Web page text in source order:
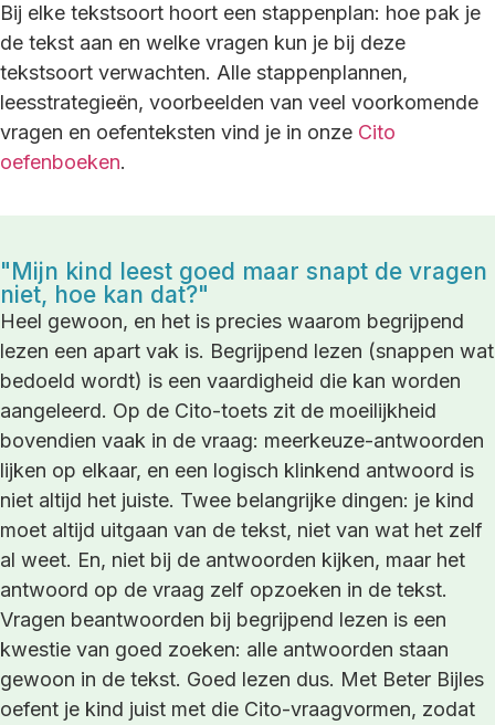
Bij elke tekstsoort hoort een stappenplan: hoe pak je
de tekst aan en welke vragen kun je bij deze
tekstsoort verwachten. Alle stappenplannen,
leesstrategieën, voorbeelden van veel voorkomende
vragen en oefenteksten vind je in onze Cito
oefenboeken.
"Mijn kind leest goed maar snapt de vragen
niet, hoe kan dat?"
Heel gewoon, en het is precies waarom begrijpend
lezen een apart vak is. Begrijpend lezen (snappen wat
bedoeld wordt) is een vaardigheid die kan worden
aangeleerd. Op de Cito-toets zit de moeilijkheid
bovendien vaak in de vraag: meerkeuze-antwoorden
lijken op elkaar, en een logisch klinkend antwoord is
niet altijd het juiste. Twee belangrijke dingen: je kind
moet altijd uitgaan van de tekst, niet van wat het zelf
al weet. En, niet bij de antwoorden kijken, maar het
antwoord op de vraag zelf opzoeken in de tekst.
Vragen beantwoorden bij begrijpend lezen is een
kwestie van goed zoeken: alle antwoorden staan
gewoon in de tekst. Goed lezen dus. Met Beter Bijles
oefent je kind juist met die Cito-vraagvormen, zodat